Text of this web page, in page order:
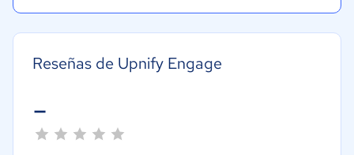
Reseñas de Upnify Engage
-